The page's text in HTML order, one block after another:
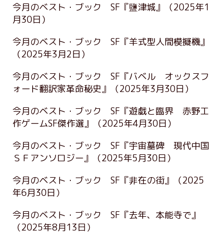
今月のベスト・ブック SF『鹽津城』
（2025年1
月30日）
今月のベスト・ブック SF『羊式型人間模擬機』
（2025年3月2日）
今月のベスト・ブック SF『バベル オックスフ
ォード翻訳家革命秘史』
（2025年3月30日）
今月のベスト・ブック SF『遊戯と臨界 赤野工
作ゲームSF傑作選』
（2025年4月30日）
今月のベスト・ブック SF『宇宙墓碑 現代中国
ＳＦアンソロジー』
（2025年5月30日）
今月のベスト・ブック SF『非在の街』
（2025
年6月30日）
今月のベスト・ブック SF『去年、本能寺で』
（2025年8月13日）